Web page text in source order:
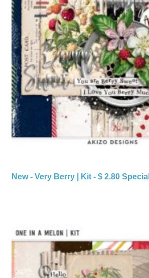
New - Very Berry | Kit - $ 2.80